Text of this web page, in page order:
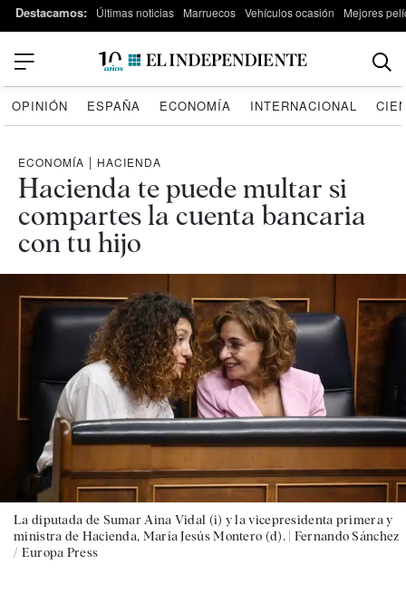
Destacamos: Últimas noticias Marruecos Vehículos ocasión Mejores
OPINIÓN ESPAÑA ECONOMÍA INTERNACIONAL
ECONOMÍA | HACIENDA
Hacienda te puede multar si
compartes la cuenta bancaria
con tu hijo
La diputada de Sumar Aina Vidal (i) y la vicepresidenta primera y
ministra de Hacienda, María Jesús Montero (d). | Fernando Sánchez
/ Europa Press